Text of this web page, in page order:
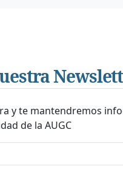
y te mantendremos
de la AUGC